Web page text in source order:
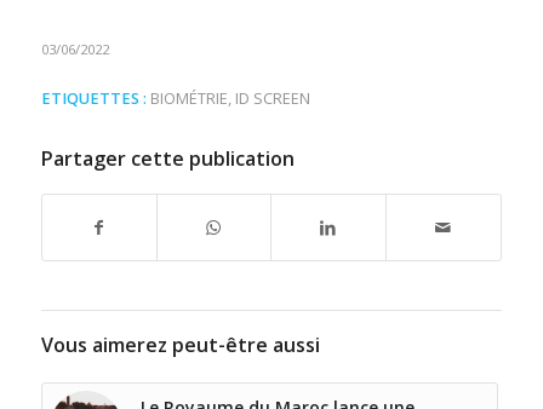
03/06/2022
ETIQUETTES : BIOMÉTRIE, ID SCREEN
Partager cette publication
Vous aimerez peut-être aussi